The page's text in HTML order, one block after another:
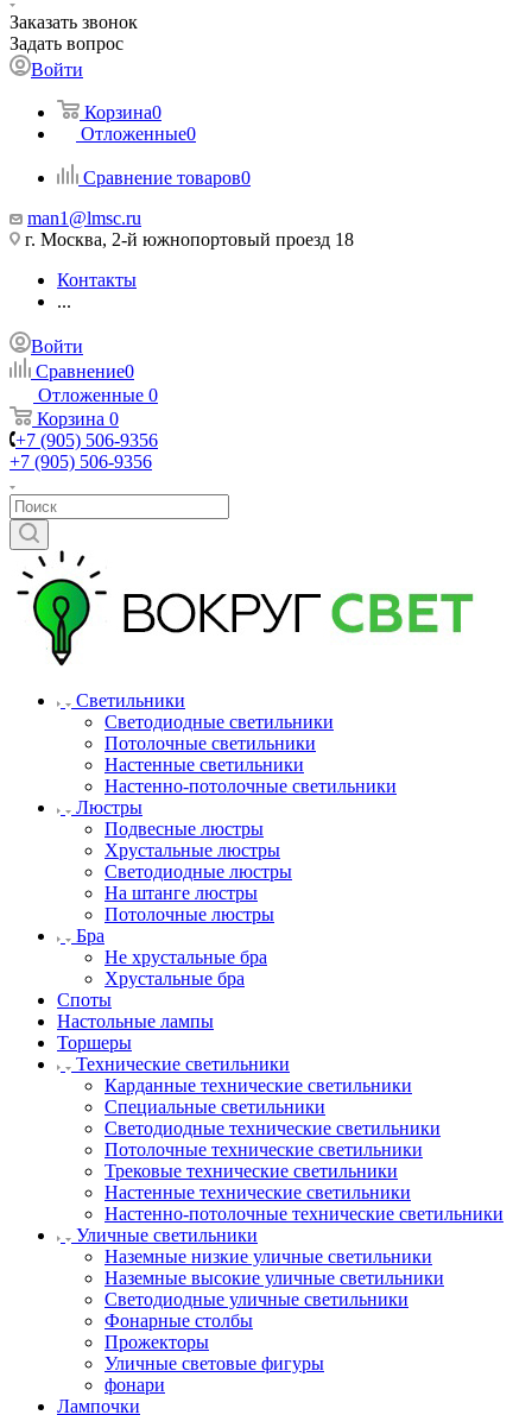
Заказать звонок
Задать вопрос
Войти
Корзина0
Отложенные0
Сравнение товаров0
man1@lmsc.ru
г. Москва, 2-й южнопортовый проезд 18
Контакты
...
Войти
Сравнение0
Отложенные 0
Корзина 0
+7 (905) 506-9356
+7 (905) 506-9356
Светильники
Светодиодные светильники
Потолочные светильники
Настенные светильники
Настенно-потолочные светильники
Люстры
Подвесные люстры
Хрустальные люстры
Светодиодные люстры
На штанге люстры
Потолочные люстры
Бра
Не хрустальные бра
Хрустальные бра
Споты
Настольные лампы
Торшеры
Технические светильники
Карданные технические светильники
Специальные светильники
Светодиодные технические светильники
Потолочные технические светильники
Трековые технические светильники
Настенные технические светильники
Настенно-потолочные технические светильники
Уличные светильники
Наземные низкие уличные светильники
Наземные высокие уличные светильники
Светодиодные уличные светильники
Фонарные столбы
Прожекторы
Уличные световые фигуры
фонари
Лампочки